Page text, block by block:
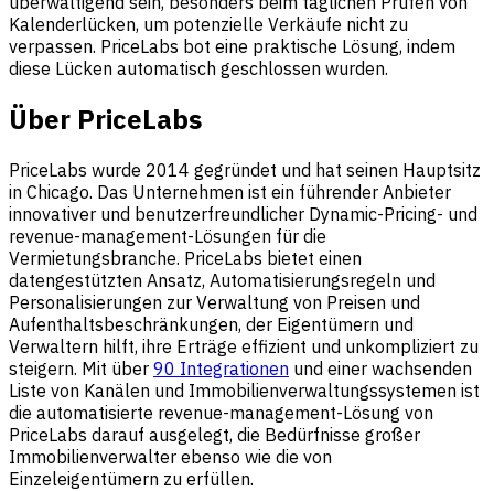
Kalenderlücken, um potenzielle Verkäufe nicht zu
verpassen. PriceLabs bot eine praktische Lösung, indem
diese Lücken automatisch geschlossen wurden.
Über PriceLabs
PriceLabs wurde 2014 gegründet und hat seinen Hauptsitz
in Chicago. Das Unternehmen ist ein führender Anbieter
innovativer und benutzerfreundlicher Dynamic-Pricing- und
revenue-management-Lösungen für die
Vermietungsbranche. PriceLabs bietet einen
datengestützten Ansatz, Automatisierungsregeln und
Personalisierungen zur Verwaltung von Preisen und
Aufenthaltsbeschränkungen, der Eigentümern und
Verwaltern hilft, ihre Erträge effizient und unkompliziert zu
steigern. Mit über 90 Integrationen und einer wachsenden
Liste von Kanälen und Immobilienverwaltungssystemen ist
die automatisierte revenue-management-Lösung von
PriceLabs darauf ausgelegt, die Bedürfnisse großer
Immobilienverwalter ebenso wie die von
Einzeleigentümern zu erfüllen.